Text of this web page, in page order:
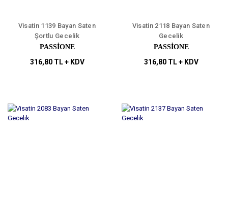
Visatin 1139 Bayan Saten
Şortlu Gecelik
PASSİONE
316,80 TL + KDV
Visatin 2118 Bayan Saten
Gecelik
PASSİONE
316,80 TL + KDV